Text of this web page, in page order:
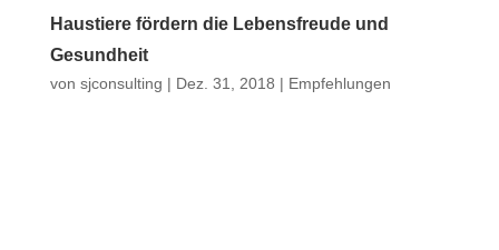
Haustiere fördern die Lebensfreude und
Gesundheit
von sjconsulting | Dez. 31, 2018 | Empfehlungen